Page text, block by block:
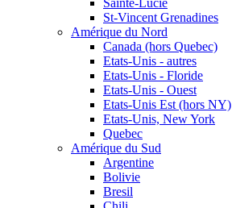
Sainte-Lucie
St-Vincent Grenadines
Amérique du Nord
Canada (hors Quebec)
Etats-Unis - autres
Etats-Unis - Floride
Etats-Unis - Ouest
Etats-Unis Est (hors NY)
Etats-Unis, New York
Quebec
Amérique du Sud
Argentine
Bolivie
Bresil